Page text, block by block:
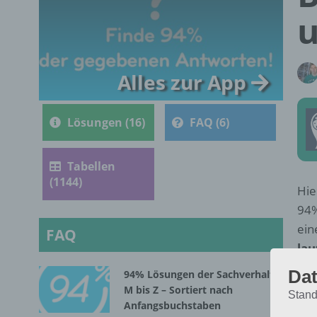
Alles zur App
Lösungen (16) FAQ (6)
Tabellen
(1144)
FAQ
94% Lösungen der Sachverhalte
M bis Z – Sortiert nach
Anfangsbuchstaben